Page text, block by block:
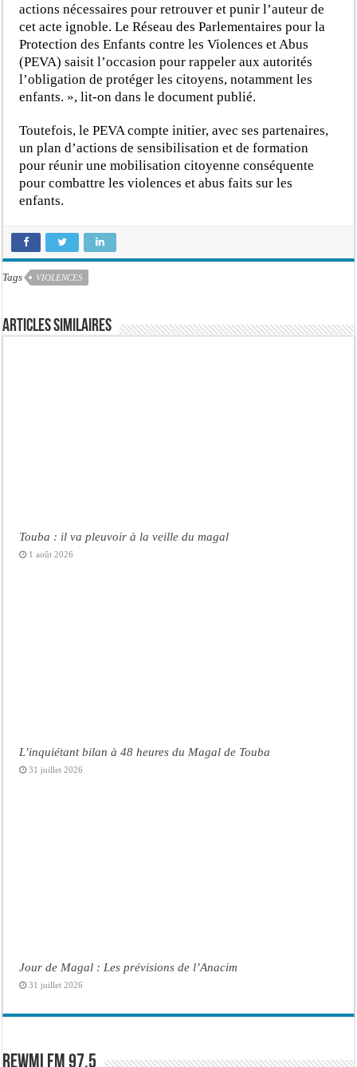
actions nécessaires pour retrouver et punir l’auteur de
cet acte ignoble. Le Réseau des Parlementaires pour la
Protection des Enfants contre les Violences et Abus
(PEVA) saisit l’occasion pour rappeler aux autorités
l’obligation de protéger les citoyens, notamment les
enfants. », lit-on dans le document publié.
Toutefois, le PEVA compte initier, avec ses partenaires,
un plan d’actions de sensibilisation et de formation
pour réunir une mobilisation citoyenne conséquente
pour combattre les violences et abus faits sur les
enfants.
Tags VIOLENCES
Articles similaires
Touba : il va pleuvoir à la veille du magal
1 août 2026
L’inquiétant bilan à 48 heures du Magal de Touba
31 juillet 2026
Jour de Magal : Les prévisions de l’Anacim
31 juillet 2026
Rewmi FM 97.5